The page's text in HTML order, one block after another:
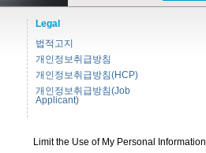
Legal
법적고지
개인정보취급방침
개인정보취급방침(HCP)
개인정보취급방침(Job
Applicant)
Limit the Use of My Personal Information